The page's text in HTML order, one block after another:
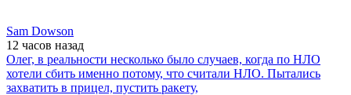
Sam Dowson
12 часов назад
Олег, в реальности несколько было случаев, когда по НЛО
хотели сбить именно потому, что считали НЛО. Пытались
захватить в прицел, пустить ракету,